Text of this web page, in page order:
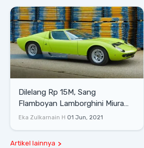
Dilelang Rp 15M, Sang
Flamboyan Lamborghini Miura
P400 S
Eka Zulkarnain H 01 Jun, 2021
Artikel lainnya